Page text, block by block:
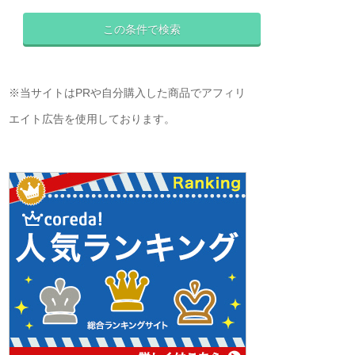
※当サイトはPRや自分購入した商品でアフィリ
エイト広告を使用しております。